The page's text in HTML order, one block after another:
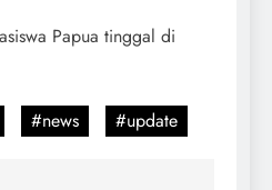
Papua tinggal di
#news #update